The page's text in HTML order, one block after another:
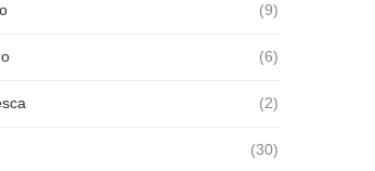
(9)
(6)
(2)
(30)